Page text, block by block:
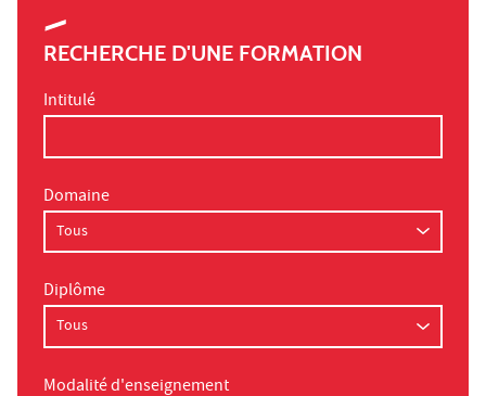
RECHERCHE D'UNE FORMATION
Intitulé
Domaine
Diplôme
Modalité d'enseignement